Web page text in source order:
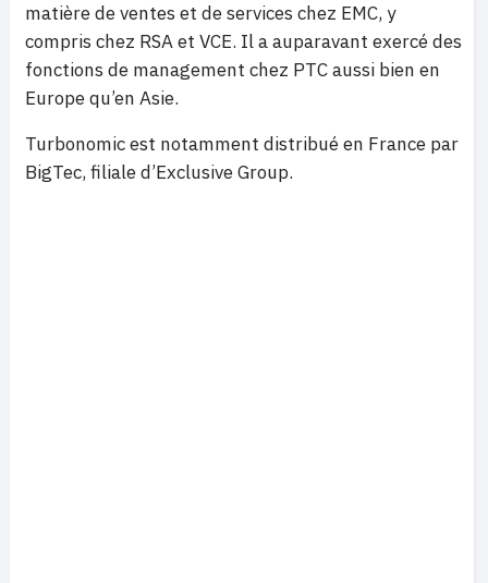
matière de ventes et de services chez EMC, y
compris chez RSA et VCE. Il a auparavant exercé des
fonctions de management chez PTC aussi bien en
Europe qu’en Asie.
Turbonomic est notamment distribué en France par
BigTec, filiale d’Exclusive Group.